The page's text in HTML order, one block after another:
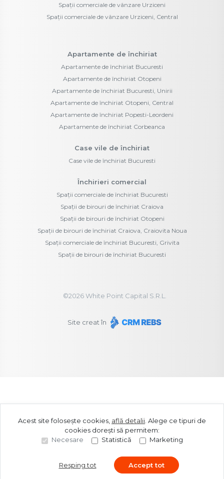
Spații comerciale de vânzare Urziceni
Spații comerciale de vânzare Urziceni, Central
Apartamente de închiriat
Apartamente de închiriat Bucuresti
Apartamente de închiriat Otopeni
Apartamente de închiriat Bucuresti, Unirii
Apartamente de închiriat Otopeni, Central
Apartamente de închiriat Popesti-Leordeni
Apartamente de închiriat Corbeanca
Case vile de închiriat
Case vile de închiriat Bucuresti
Închirieri comercial
Spații comerciale de închiriat Bucuresti
Spații de birouri de închiriat Craiova
Spații de birouri de închiriat Otopeni
Spații de birouri de închiriat Craiova, Craiovita Noua
Spații comerciale de închiriat Bucuresti, Grivita
Spații de birouri de închiriat Bucuresti
©2026White Point Capital S.R.L.
Site creat în
Acest site folosește cookies, află detalii Alege ce tipuri de
cookies dorești să permitem:
Necesare
Statistică Marketing
Resping tot Accept tot